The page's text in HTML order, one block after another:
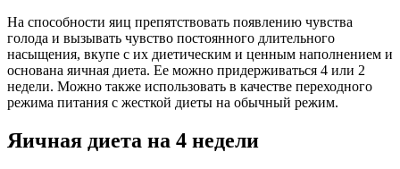
На способности яиц препятствовать появлению чувства
голода и вызывать чувство постоянного длительного
насыщения, вкупе с их диетическим и ценным наполнением и
основана яичная диета. Ее можно придерживаться 4 или 2
недели. Можно также использовать в качестве переходного
режима питания с жесткой диеты на обычный режим.
Яичная диета на 4 недели